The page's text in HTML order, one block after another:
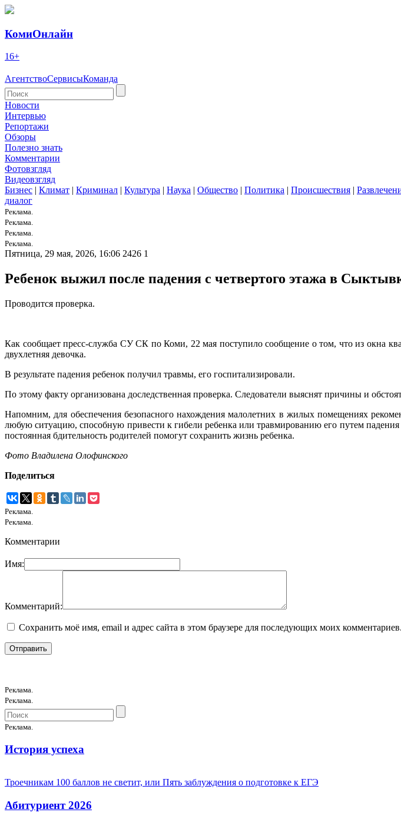
КомиОнлайн
16+
АгентствоСервисыКоманда
Новости
Интервью
Репортажи
Обзоры
Полезно знать
Комментарии
Фотовзгляд
Видеовзгляд
Бизнес | Климат | Криминал | Культура | Наука | Общество | Политика | Происшествия |
диалог
Реклама.
Реклама.
Реклама.
Реклама.
Пятница, 29 мая, 2026, 16:06 2426 1
Ребенок выжил после падения с четвертого этажа в
Проводится проверка.
Как сообщает пресс-служба СУ СК по Коми, 22 мая поступило сообщение о том, что из окна
двухлетняя девочка.
В результате падения ребенок получил травмы, его госпитализировали.
По этому факту организована доследственная проверка. Следователи выяснят причины и
Напомним, для обеспечения безопасного нахождения малолетних в жилых помещениях
любую ситуацию, способную привести к гибели ребенка или травмированию его путем
постоянная бдительность родителей помогут сохранить жизнь ребенка.
Фото Владилена Олофинского
Поделиться
Реклама.
Реклама.
Комментарии
Имя:
Комментарий:
Сохранить моё имя, email и адрес сайта в этом браузере для последующих моих комментариев.
Реклама.
Реклама.
Реклама.
История успеха
Троечникам 100 баллов не светит, или Пять заблуждения о подготовке к ЕГЭ
Абитуриент 2026